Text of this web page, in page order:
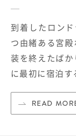
到着したロン
つ由緒ある宮
装を終えたばか
に最初に宿泊す
READ